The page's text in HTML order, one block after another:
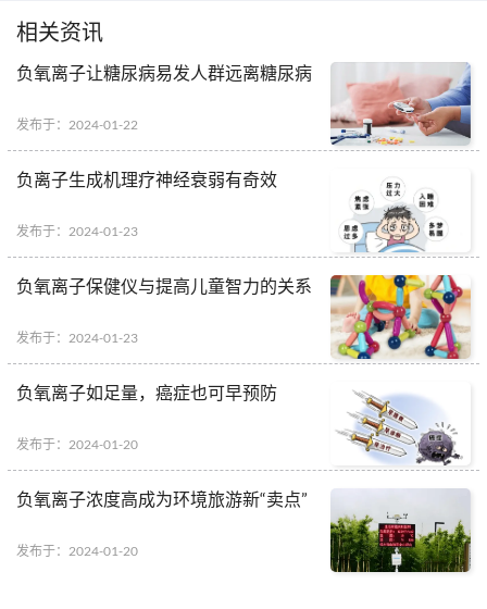
相关资讯
负氧离子让糖尿病易发人群远离糖尿病
发布于：2024-01-22
负离子生成机理疗神经衰弱有奇效
发布于：2024-01-23
负氧离子保健仪与提高儿童智力的关系
发布于：2024-01-23
负氧离子如足量，癌症也可早预防
发布于：2024-01-20
负氧离子浓度高成为环境旅游新“卖点”
发布于：2024-01-20